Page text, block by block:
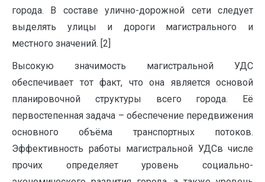
города. В составе улично-дорожной сети следует
выделять улицы и дороги магистрального и
местного значений. [2]
Высокую значимость магистральной УДС
обеспечивает тот факт, что она является основой
планировочной структуры всего города. Её
первостепенная задача – обеспечение передвижения
основного объёма транспортных потоков.
Эффективность работы магистральной УДСв числе
прочих определяет уровень социально-